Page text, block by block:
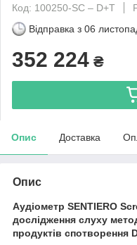
Код: 100250-SC – D+Т
Відправка з 06
352 224 ₴
Опис Доставка
Опис
Аудіометр SENTIERO
дослідження слуху
продуктів спотворення